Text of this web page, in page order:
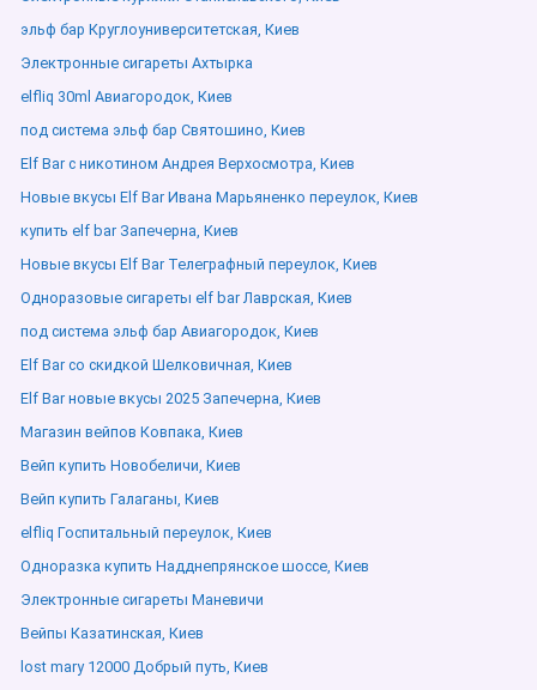
эльф бар Круглоуниверситетская, Киев
Электронные сигареты Ахтырка
elfliq 30ml Авиагородок, Киев
под система эльф бар Святошино, Киев
Elf Bar с никотином Андрея Верхосмотра, Киев
Новые вкусы Elf Bar Ивана Марьяненко переулок, Киев
купить elf bar Запечерна, Киев
Новые вкусы Elf Bar Телеграфный переулок, Киев
Одноразовые сигареты elf bar Лаврская, Киев
под система эльф бар Авиагородок, Киев
Elf Bar со скидкой Шелковичная, Киев
Elf Bar новые вкусы 2025 Запечерна, Киев
Магазин вейпов Ковпака, Киев
Вейп купить Новобеличи, Киев
Вейп купить Галаганы, Киев
elfliq Госпитальный переулок, Киев
Одноразка купить Надднепрянское шоссе, Киев
Электронные сигареты Маневичи
Вейпы Казатинская, Киев
lost mary 12000 Добрый путь, Киев